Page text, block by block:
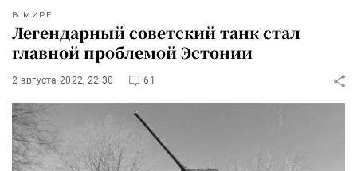
В МИРЕ
Легендарный советский танк стал
главной проблемой Эстонии
2 августа 2022, 22:30 61